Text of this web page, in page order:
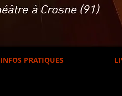
INFOS PRATIQUES